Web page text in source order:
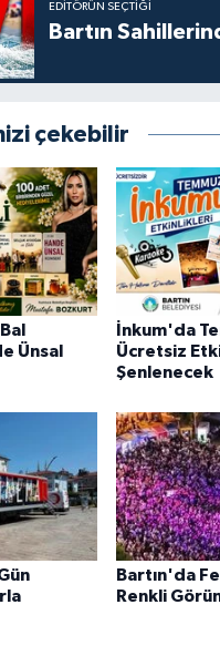
EDITÖRÜN SEÇTIĞI
Bartın
çekebilir
Ünsal
İnkum'da
Ücretsiz
Şenlenecek
Bartın'da
Renkli